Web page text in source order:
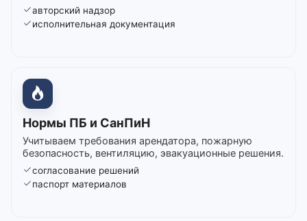
авторский надзор
исполнительная документация
Нормы ПБ и СанПиН
Учитываем требования арендатора, пожарную
безопасность, вентиляцию, эвакуационные решения.
согласование решений
паспорт материалов